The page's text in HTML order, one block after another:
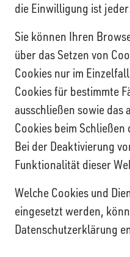
die Einwilligung ist
Sie können Ihren
über das Setzen von
Cookies nur im
Cookies für bestimmte
ausschließen sowie das
Cookies beim
Bei der Deaktivierung
Funktionalität dieser
Welche Cookies und
eingesetzt werden,
Datenschutzerklärung